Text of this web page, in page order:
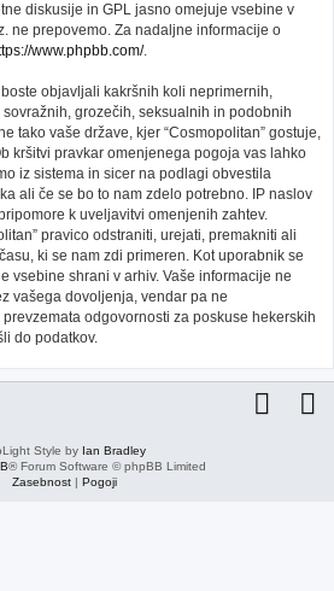
diskusije in GPL jasno omejuje vsebine v
ne prepovemo. Za nadaljne informacije o
www.phpbb.com/.
objavljali kakršnih koli neprimernih,
grozečih, seksualnih in podobnih
tako vaše države, kjer “Cosmopolitan” gostuje,
kršitvi pravkar omenjenega pogoja vas lahko
iz sistema in sicer na podlagi obvestila
ali če se bo to nam zdelo potrebno. IP naslov
k uveljavitvi omenjenih zahtev.
pravico odstraniti, urejati, premakniti ali
ki se nam zdi primeren. Kot uporabnik se
vsebine shrani v arhiv. Vaše informacije ne
vašega dovoljenja, vendar pa ne
odgovornosti za poskuse hekerskih
do podatkov.
Style by Ian Bradley
® Forum Software © phpBB Limited
Zasebnost| Pogoji